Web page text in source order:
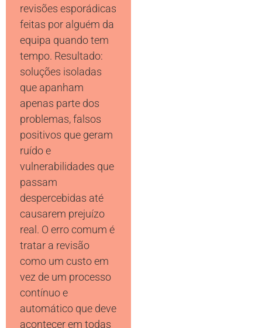
revisões esporádicas
feitas por alguém da
equipa quando tem
tempo. Resultado:
soluções isoladas
que apanham
apenas parte dos
problemas, falsos
positivos que geram
ruído e
vulnerabilidades que
passam
despercebidas até
causarem prejuízo
real. O erro comum é
tratar a revisão
como um custo em
vez de um processo
contínuo e
automático que deve
acontecer em todas